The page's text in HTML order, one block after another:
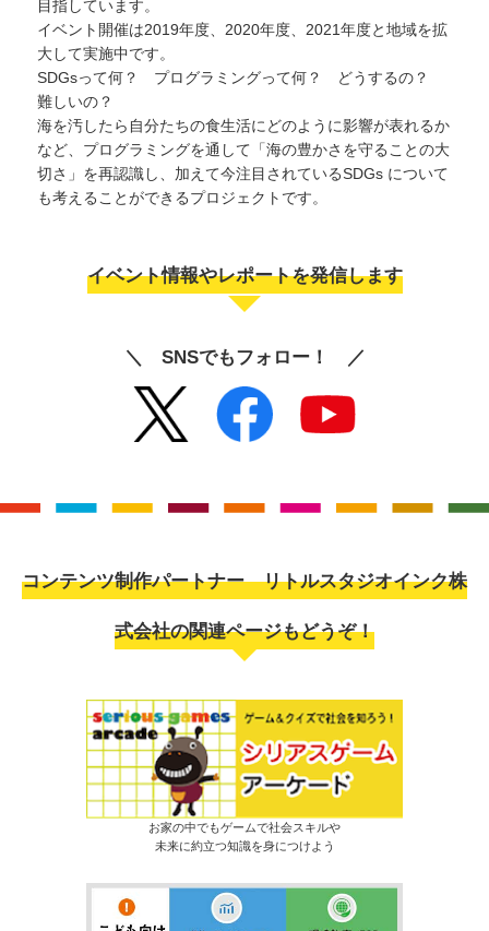
目指しています。
イベント開催は2019年度、2020年度、2021年度と地域を拡
大して実施中です。
SDGsって何？ プログラミングって何？ どうするの？
難しいの？
海を汚したら⾃分たちの⾷⽣活にどのように影響が表れるか
など、プログラミングを通して「海の豊かさを守ることの⼤
切さ」を再認識し、加えて今注⽬されているSDGs について
も考えることができるプロジェクトです。
イベント情報やレポートを発信します
＼ SNSでもフォロー！ ／
コンテンツ制作パートナー リトルスタジオインク株
式会社の関連ページもどうぞ！
お家の中でもゲームで社会スキルや
未来に約立つ知識を身につけよう